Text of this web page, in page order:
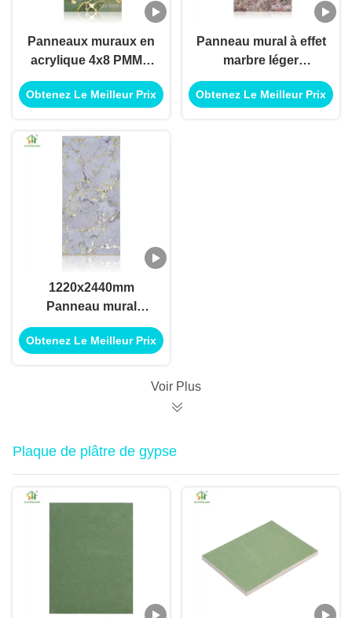
Panneaux muraux en
acrylique 4x8 PMMA
flexibles et décoratifs
Obtenez Le Meilleur Prix
Panneau mural à effet
marbre léger
1220x2440 mm
Panneaux
Obtenez Le Meilleur Prix
1220x2440mm
Panneau mural
acrylique écologique
résistant aux rayures
Obtenez Le Meilleur Prix
Voir Plus
Plaque de plâtre de gypse